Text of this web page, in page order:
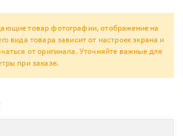
товар фотографии, отображение на
вида товара зависит от настроек экрана и
от оригинала. Уточняйте важные для
при заказе.